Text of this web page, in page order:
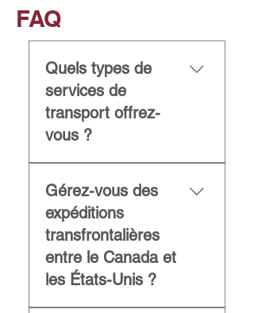
FAQ
Quels types de
services de
transport offrez-
vous ?
solutions de transport et
de logistique dédiées, du
transport par camionnage
à charge complète avec
actifs, des services de
courtage en transport
grâce à un réseau de
Gérez-vous des
expéditions
transfrontalières
entre le Canada et
les États-Unis ?